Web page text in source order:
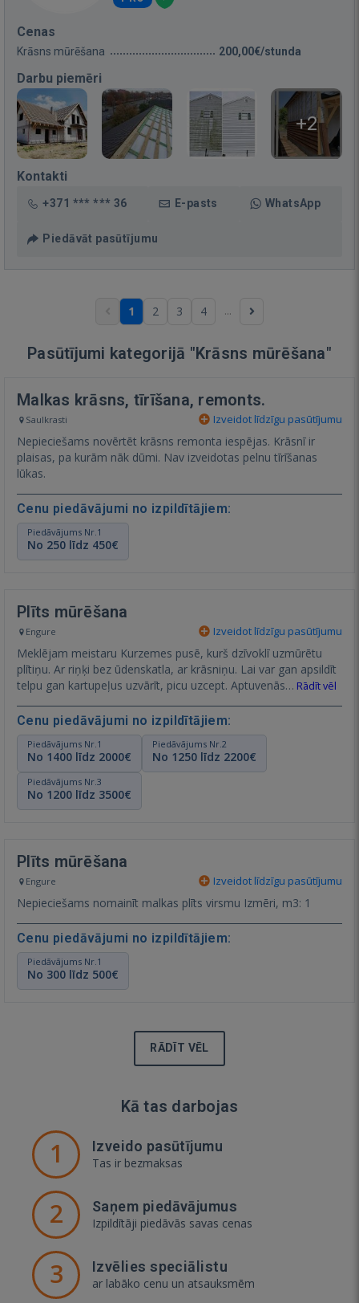
Cenas
Krāsns mūrēšana 200,00€/stunda
Darbu piemēri
+2
Kontakti
+371 *** *** 36 E-pasts WhatsApp
Piedāvāt pasūtījumu
1 2 3 4 ...
Pasūtījumi kategorijā "Krāsns mūrēšana"
Malkas krāsns, tīrīšana, remonts.
Saulkrasti Izveidot līdzīgu pasūtījumu
Nepieciešams novērtēt krāsns remonta iespējas. Krāsnī ir
plaisas, pa kurām nāk dūmi. Nav izveidotas pelnu tīrīšanas
lūkas.
Cenu piedāvājumi no izpildītājiem:
Piedāvājums Nr.1
No 250 līdz 450€
Plīts mūrēšana
Engure Izveidot līdzīgu pasūtījumu
Meklējam meistaru Kurzemes pusē, kurš dzīvoklī uzmūrētu
plītiņu. Ar riņķi bez ūdenskatla, ar krāsniņu. Lai var gan apsildīt
telpu gan kartupeļus uzvārīt, picu uzcept. Aptuvenās… Rādīt vēl
Cenu piedāvājumi no izpildītājiem:
Piedāvājums Nr.1
No 1400 līdz 2000€
Piedāvājums Nr.2
No 1250 līdz 2200€
Piedāvājums Nr.3
No 1200 līdz 3500€
Plīts mūrēšana
Engure Izveidot līdzīgu pasūtījumu
Nepieciešams nomainīt malkas plīts virsmu Izmēri, m3: 1
Cenu piedāvājumi no izpildītājiem:
Piedāvājums Nr.1
No 300 līdz 500€
RĀDĪT VĒL
Kā tas darbojas
1 Izveido pasūtījumu
Tas ir bezmaksas
2 Saņem piedāvājumus
Izpildītāji piedāvās savas cenas
3 Izvēlies speciālistu
ar labāko cenu un atsauksmēm